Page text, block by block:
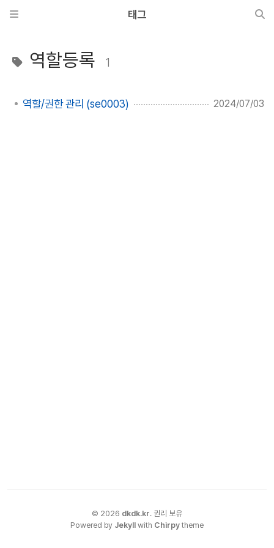
태그
역할등록 1
역할/권한 관리 (se0003) 2024/07/03
© 2026 dkdk.kr. 권리 보유
Powered by Jekyll with Chirpy theme